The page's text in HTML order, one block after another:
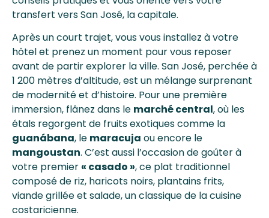
transfert vers San José, la capitale.
Après un court trajet, vous vous installez à votre
hôtel et prenez un moment pour vous reposer
avant de partir explorer la ville. San José, perchée à
1 200 mètres d’altitude, est un mélange surprenant
de modernité et d’histoire. Pour une première
immersion, flânez dans le marché central, où les
étals regorgent de fruits exotiques comme la
guanábana, le maracuja ou encore le
mangoustan. C’est aussi l’occasion de goûter à
votre premier « casado », ce plat traditionnel
composé de riz, haricots noirs, plantains frits,
viande grillée et salade, un classique de la cuisine
costaricienne.